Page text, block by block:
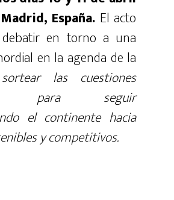
España. El acto
en torno a una
en la agenda de la
las cuestiones
para seguir
el continente hacia
y competitivos.